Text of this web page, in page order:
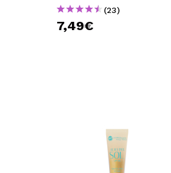
(23)
7,49€